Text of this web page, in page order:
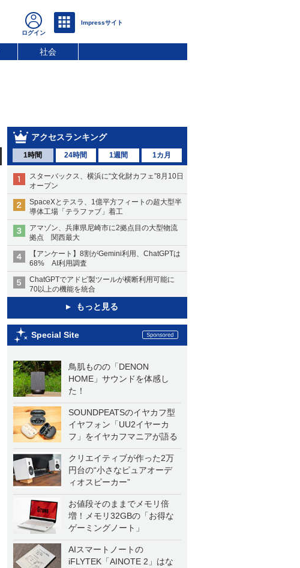
社会
アクセスランキング
1時間 24時間 1週間 1カ月
スターバックス、横浜に“文化財カフェ”8月10日
オープン
SpaceXとテスラ、1億平方フィートの超大型半
導体工場「テラファブ」着工
アマゾン、兵庫県尼崎市に2拠点目の大型物流
拠点 関西最大
【アンケート】8割がGemini利用、ChatGPTは
68% AI利用調査
ChatGPTでアドビ製ツールが横断利用可能に
70以上の機能を統合
もっと見る
Special Site
鳥肌ものの「DENON
HOME」サウンドを体感し
た！
SOUNDPEATSのイヤカフ型
イヤフォン「UU2イヤーカ
フ」をイヤカフマニアが語る
クリエイティブが作った2万
円台の“小さなピュアオーデ
ィオスピーカー”
お値段そのままでメモリ倍
増！メモリ32GBの「お得な
ゲーミングノート」
AIスマートノートの
iFLYTEK「AINOTE 2」はな